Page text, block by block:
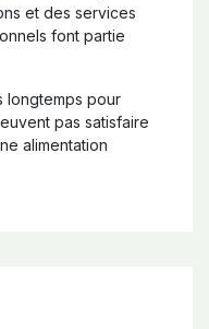
et des services
font partie
longtemps pour
pas satisfaire
alimentation